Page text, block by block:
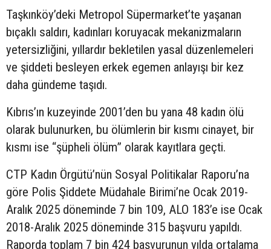
Taşkınköy’deki Metropol Süpermarket’te yaşanan
bıçaklı saldırı, kadınları koruyacak mekanizmaların
yetersizliğini, yıllardır bekletilen yasal düzenlemeleri
ve şiddeti besleyen erkek egemen anlayışı bir kez
daha gündeme taşıdı.
Kıbrıs’ın kuzeyinde 2001’den bu yana 48 kadın ölü
olarak bulunurken, bu ölümlerin bir kısmı cinayet, bir
kısmı ise “şüpheli ölüm” olarak kayıtlara geçti.
CTP Kadın Örgütü’nün Sosyal Politikalar Raporu’na
göre Polis Şiddete Müdahale Birimi’ne Ocak 2019-
Aralık 2025 döneminde 7 bin 109, ALO 183’e ise Ocak
2018-Aralık 2025 döneminde 315 başvuru yapıldı.
Raporda toplam 7 bin 424 başvurunun yılda ortalama